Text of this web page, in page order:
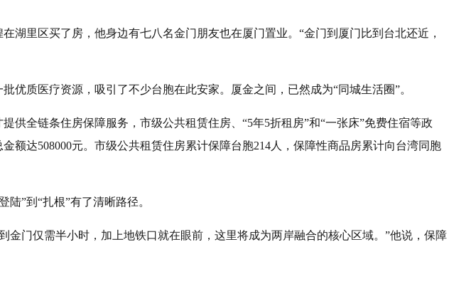
湖里区买了房，他身边有七八名金门朋友也在厦门置业。“金门到厦门比到台北还近，
优质医疗资源，吸引了不少台胞在此安家。厦金之间，已然成为“同城生活圈”。
供全链条住房保障服务，市级公共租赁住房、“5年5折租房”和“一张床”免费住宿等政
额达508000元。市级公共租赁住房累计保障台胞214人，保障性商品房累计向台湾同胞
”到“扎根”有了清晰路径。
门仅需半小时，加上地铁口就在眼前，这里将成为两岸融合的核心区域。”他说，保障